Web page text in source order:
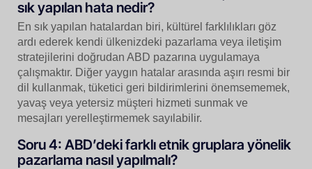
sık yapılan hata nedir?
En sık yapılan hatalardan biri, kültürel farklılıkları göz
ardı ederek kendi ülkenizdeki pazarlama veya iletişim
stratejilerini doğrudan ABD pazarına uygulamaya
çalışmaktır. Diğer yaygın hatalar arasında aşırı resmi bir
dil kullanmak, tüketici geri bildirimlerini önemsememek,
yavaş veya yetersiz müşteri hizmeti sunmak ve
mesajları yerelleştirmemek sayılabilir.
Soru 4: ABD’deki farklı etnik gruplara yönelik
pazarlama nasıl yapılmalı?